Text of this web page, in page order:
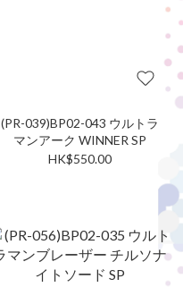
(PR-039)BP02-043 ウルトラ
マンアーク WINNER SP
HK$550.00